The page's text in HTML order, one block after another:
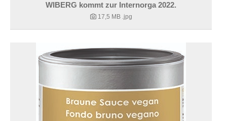
WIBERG kommt zur Internorga 2022.
17,5 MB .jpg